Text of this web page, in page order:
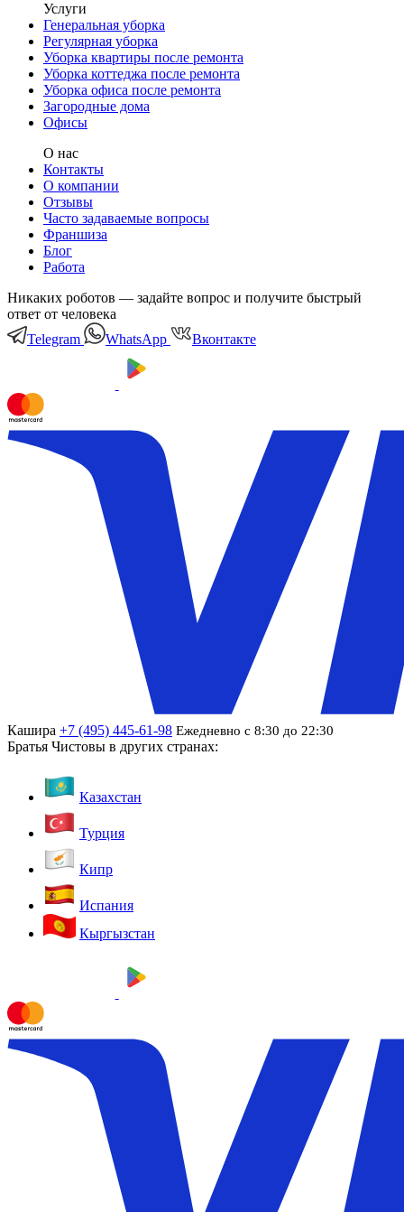
Услуги
Генеральная уборка
Регулярная уборка
Уборка квартиры после ремонта
Уборка коттеджа после ремонта
Уборка офиса после ремонта
Загородные дома
Офисы
О нас
Контакты
О компании
Отзывы
Часто задаваемые вопросы
Франшиза
Блог
Работа
Никаких роботов — задайте вопрос и получите быстрый
ответ от человека
Telegram
WhatsApp Вконтакте
Кашира +7 (495) 445-61-98 Ежедневно с 8:30 до 22:30
Братья Чистовы в других странах:
Казахстан
Турция
Кипр
Испания
Кыргызстан